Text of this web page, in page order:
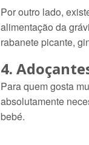
Por outro lado,
alimentação da
rabanete picante,
4.
Para quem gosta
absolutamente
bebé.